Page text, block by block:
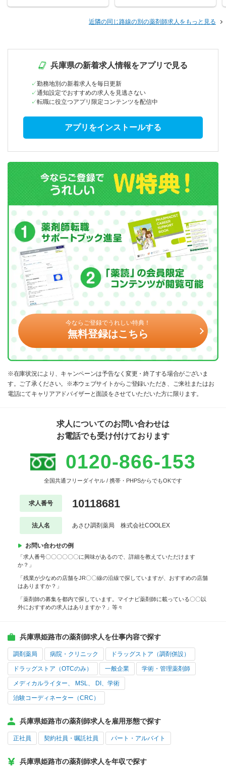
近隣の同じ路線の別の薬剤師求人をもっと見る
兵庫県の新着求人情報をアプリで見る
勤務地別の新着求人を毎日更新
通知設定でおすすめの求人を見逃さない
転職に役立つアプリ限定コンテンツを配信中
アプリをインストールする
今ならご登録でうれしい特典！
無料登録はこちら
※在庫状況により、キャンペーンは予告なく変更・終了する場合がございま
す。ご了承ください。※本ウェブサイトからご登録いただき、ご来社またはお
電話にてキャリアアドバイザーと面談をさせていただいた方に限ります。
求人についてのお問い合わせは
お電話でも受け付けております
0120-866-153
全国共通フリーダイヤル / 携帯・PHPSからでもOKです
求人番号 10118681
法人名 あさひ調剤薬局 株式会社COOLEX
お問い合わせの例
「求人番号〇〇〇〇〇〇に興味があるので、詳細を教えていただけます
か？」
「残業が少なめの店舗をJR〇〇線の沿線で探していますが、おすすめの店舗
はありますか？」
「薬剤師の募集を都内で探しています。マイナビ薬剤師に載っている〇〇以
外におすすめの求人はありますか？」等々
兵庫県姫路市の薬剤師求人を仕事内容で探す
調剤薬局 病院・クリニック ドラッグストア（調剤併設）
ドラッグストア（OTCのみ） 一般企業 学術・管理薬剤師
メディカルライター、 MSL、 DI、学術
治験コーディネーター（CRC）
兵庫県姫路市の薬剤師求人を雇用形態で探す
正社員 契約社員・嘱託社員 パート・アルバイト
兵庫県姫路市の薬剤師求人を年収で探す